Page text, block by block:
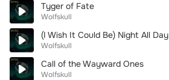
Tyger of Fate
Wolfskull
(I Wish It Could Be) Night All Day
Wolfskull
Call of the Wayward Ones
Wolfskull